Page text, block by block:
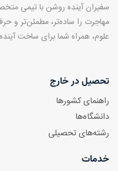
سفیران آینده روشن با تیمی
مهاجرت را ساده‌تر، مطمئن‌تر و
علوم، همراه شما برای ساخت
تحصیل در خارج
راهنمای کشورها
دانشگاه‌ها
رشته‌های تحصیلی
خدمات